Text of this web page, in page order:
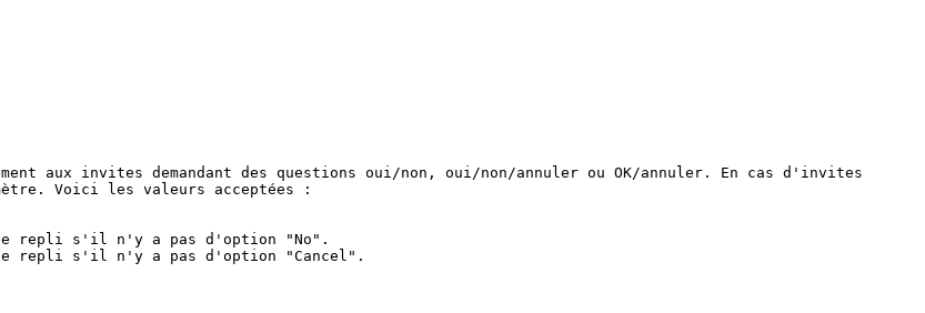
aux invites demandant des questions oui/non, oui/non/annuler ou OK/annuler. En cas d'invites
Voici les valeurs acceptées :
repli s'il n'y a pas d'option "No".
repli s'il n'y a pas d'option "Cancel".